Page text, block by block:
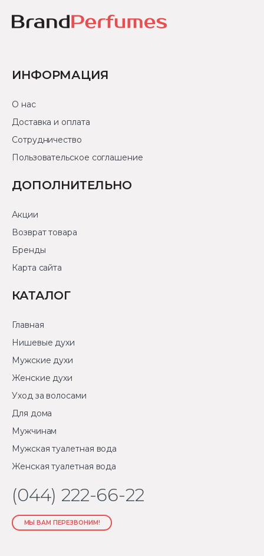
ИНФОРМАЦИЯ
О нас
Доставка и оплата
Сотрудничество
Пользовательское соглашение
ДОПОЛНИТЕЛЬНО
Акции
Возврат товара
Бренды
Карта сайта
КАТАЛОГ
Главная
Нишевые духи
Мужские духи
Женские духи
Уход за волосами
Для дома
Мужчинам
Мужская туалетная вода
Женская туалетная вода
(044) 222-66-22
МЫ ВАМ ПЕРЕЗВОНИМ!